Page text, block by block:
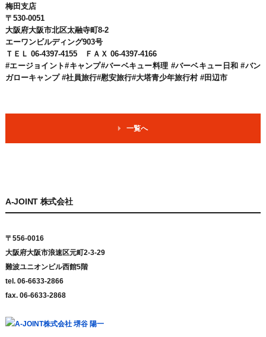
梅田支店
〒530-0051
大阪府大阪市北区太融寺町8-2
エーワンビルディング903号
ＴＥＬ 06-4397-4155 ＦＡＸ 06-4397-4166
#エージョイント#キャンプ#バーベキュー料理 #バーベキュー日和 #バン
ガローキャンプ #社員旅行#慰安旅行#大塔青少年旅行村 #田辺市
一覧へ
A-JOINT 株式会社
〒556-0016
大阪府大阪市浪速区元町2-3-29
難波ユニオンビル西館5階
tel. 06-6633-2866
fax. 06-6633-2868